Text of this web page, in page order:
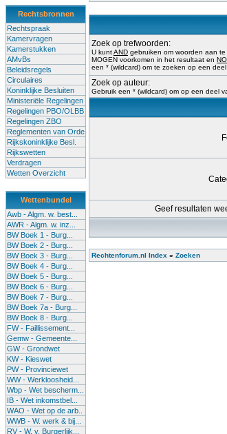
Rechtsbronnen
Rechtspraak
Kamervragen
Kamerstukken
AMvBs
Beleidsregels
Circulaires
Koninklijke Besluiten
Ministeriële Regelingen
Regelingen PBO/OLBB
Regelingen ZBO
Reglementen van Orde
Rijkskoninklijke Besl.
Rijkswetten
Verdragen
Wetten Overzicht
Wettenbundel
Awb - Algm. w. best...
AWR - Algm. w. inz...
BW Boek 1 - Burg...
BW Boek 2 - Burg...
BW Boek 3 - Burg...
BW Boek 4 - Burg...
BW Boek 5 - Burg...
BW Boek 6 - Burg...
BW Boek 7 - Burg...
BW Boek 7a - Burg...
BW Boek 8 - Burg...
FW - Faillissement...
Gemw - Gemeente...
GW - Grondwet
KW - Kieswet
PW - Provinciewet
WW - Werkloosheid...
Wbp - Wet bescherm...
IB - Wet inkomstbel...
WAO - Wet op de arb..
WWB - W. werk & bij...
RV - W. v. Burgerlijk...
Zoek op trefwoorden:
U kuntAND gebruiken om woorden aan
MOGEN voorkomen in het resultaat en
een * (wildcard) om te zoeken op een deel
Zoek op auteur:
Gebruik een * (wildcard) om op een deel
Geef resultaten
Rechtenforum.nl Index » Zoeken